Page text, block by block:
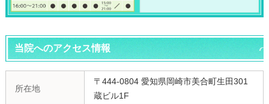
当院へのアクセス情報
所在地
〒444-0804 愛知県岡崎市美合町生田301
蔵ビル1F